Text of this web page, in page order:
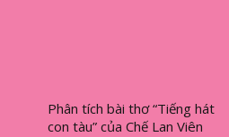
Phân tích bài thơ “Tiếng hát
con tàu” của Chế Lan Viên